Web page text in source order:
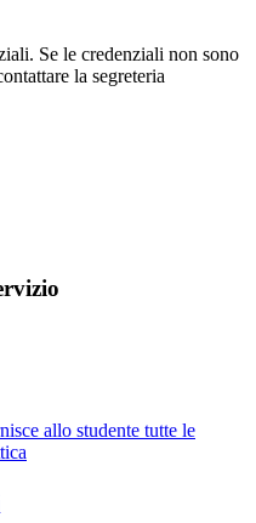
Se le credenziali non sono
la segreteria
allo studente tutte le